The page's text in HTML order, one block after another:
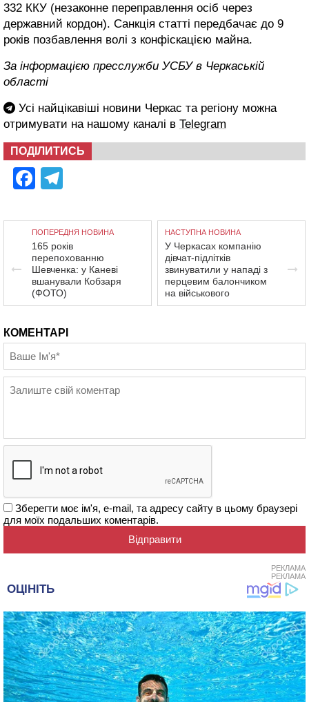
332 ККУ (незаконне переправлення осіб через
державний кордон). Санкція статті передбачає до 9
років позбавлення волі з конфіскацією майна.
За інформацією пресслужби УСБУ в Черкаській
області
Усі найцікавіші новини Черкас та регіону можна
отримувати на нашому каналі в Telegram
ПОДІЛИТИСЬ
Facebook
ПОПЕРЕДНЯ НОВИНА
165 років
перепохованню
Шевченка: у Каневі
вшанували Кобзаря
(ФОТО)
НАСТУПНА НОВИНА
У Черкасах компанію
дівчат-підлітків
звинуватили у нападі з
перцевим балончиком
на військового
КОМЕНТАРІ
Зберегти моє ім'я, e-mail, та адресу сайту в цьому браузері
для моїх подальших коментарів.
РЕКЛАМА
РЕКЛАМА